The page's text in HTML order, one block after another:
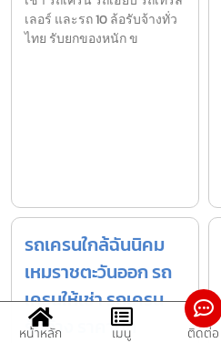
เลอร์ และรถ 10 ล้อรับจ้างทั่ว
ไทย รับยกของหนัก ข
รถเครนใกล้ฉันนิคม
เหมราชตะวันออก รถ
เครนให้เช่า รถเครน
รับจ้าง ราคาถูก
หน้าหลัก เมนู ติดต่อ